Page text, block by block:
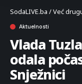
SodaLIVE.ba / Već
Aktuelnosti
Vlada
odala
Snježnici